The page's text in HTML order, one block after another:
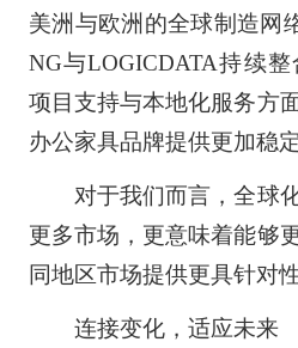
美洲与欧洲的全球制造网
NG与LOGICDATA持续整
项目支持与本地化服务方
办公家具品牌提供更加稳
对于我们而言，全球化
更多市场，更意味着能够
同地区市场提供更具针对
连接变化，适应未来